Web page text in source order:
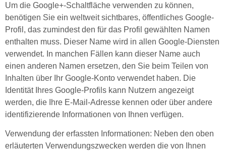
Um die Google+-Schaltfläche verwenden zu können,
benötigen Sie ein weltweit sichtbares, öffentliches Google-
Profil, das zumindest den für das Profil gewählten Namen
enthalten muss. Dieser Name wird in allen Google-Diensten
verwendet. In manchen Fällen kann dieser Name auch
einen anderen Namen ersetzen, den Sie beim Teilen von
Inhalten über Ihr Google-Konto verwendet haben. Die
Identität Ihres Google-Profils kann Nutzern angezeigt
werden, die Ihre E-Mail-Adresse kennen oder über andere
identifizierende Informationen von Ihnen verfügen.
Verwendung der erfassten Informationen: Neben den oben
erläuterten Verwendungszwecken werden die von Ihnen